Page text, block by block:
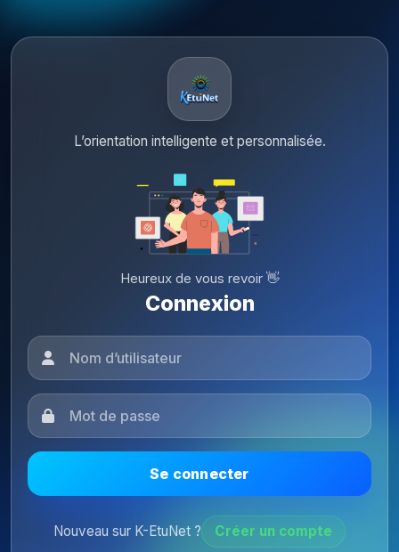
L’orientation intelligente et personnalisée.
Heureux de vous revoir 👋
Connexion
Se connecter
Nouveau sur K-EtuNet ? Créer un compte